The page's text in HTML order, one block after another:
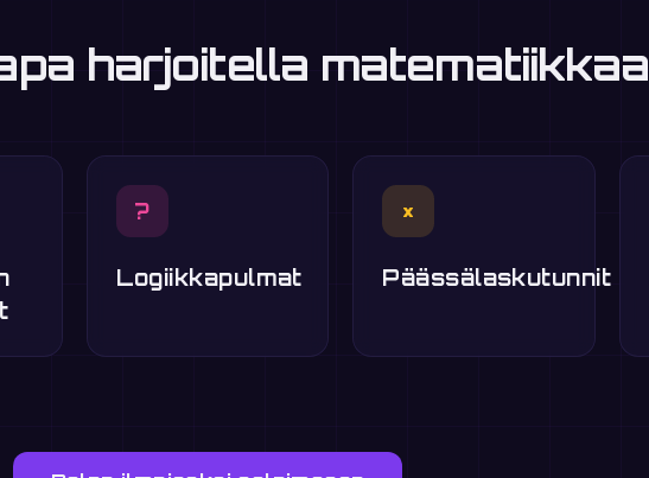
harjoitella matematiikkaa
?
Logiikkapulmat
×
Päässälaskutunnit